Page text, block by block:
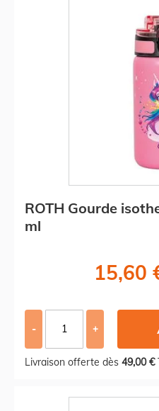
ROTH Gourde
ml
15,60
- +
Livraison offerte dès 49,00 €